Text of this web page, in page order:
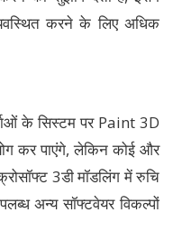
करने के लिए अधिक
के सिस्टम पर Paint 3D
कर पाएंगे, लेकिन कोई और
3डी मॉडलिंग में रुचि
अन्य सॉफ्टवेयर विकल्पों